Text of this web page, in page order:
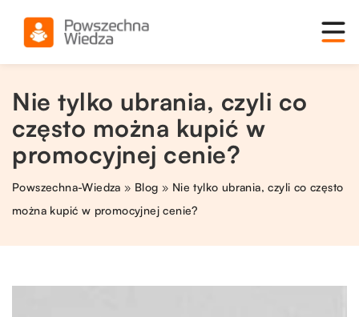
Nie tylko ubrania, czyli co
często można kupić w
promocyjnej cenie?
Powszechna-Wiedza » Blog » Nie tylko ubrania, czyli co często
można kupić w promocyjnej cenie?